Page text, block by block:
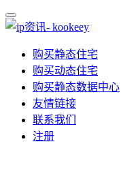
购买静态住宅
购买动态住宅
购买静态数据中心
友情链接
联系我们
注册